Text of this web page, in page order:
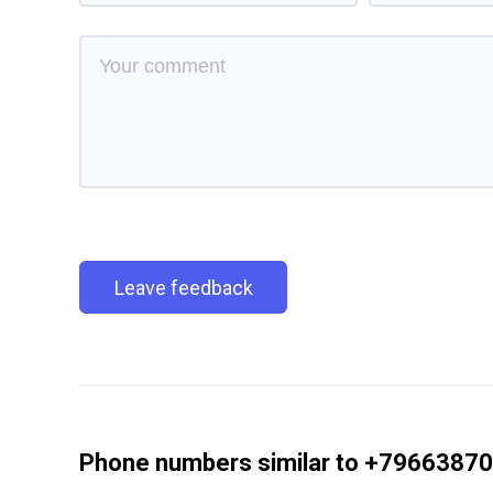
Leave feedback
Phone numbers similar to